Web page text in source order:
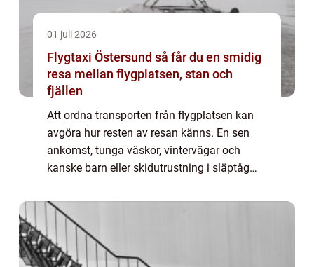
01 juli 2026
Flygtaxi Östersund så får du en smidig
resa mellan flygplatsen, stan och
fjällen
Att ordna transporten från flygplatsen kan
avgöra hur resten av resan känns. En sen
ankomst, tunga väskor, vintervägar och
kanske barn eller skidutrustning i släptåg
hotellet. Då blir flygtaxi östersund ett
enkelt...